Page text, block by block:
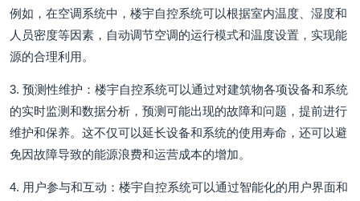
例如，在空调系统中，楼宇自控系统可以根据室内温度、湿度和
人员密度等因素，自动调节空调的运行模式和温度设置，实现能
源的合理利用。
3. 预测性维护：楼宇自控系统可以通过对建筑物各项设备和系统
的实时监测和数据分析，预测可能出现的故障和问题，提前进行
维护和保养。这不仅可以延长设备和系统的使用寿命，还可以避
免因故障导致的能源浪费和运营成本的增加。
4. 用户参与和互动：楼宇自控系统可以通过智能化的用户界面和